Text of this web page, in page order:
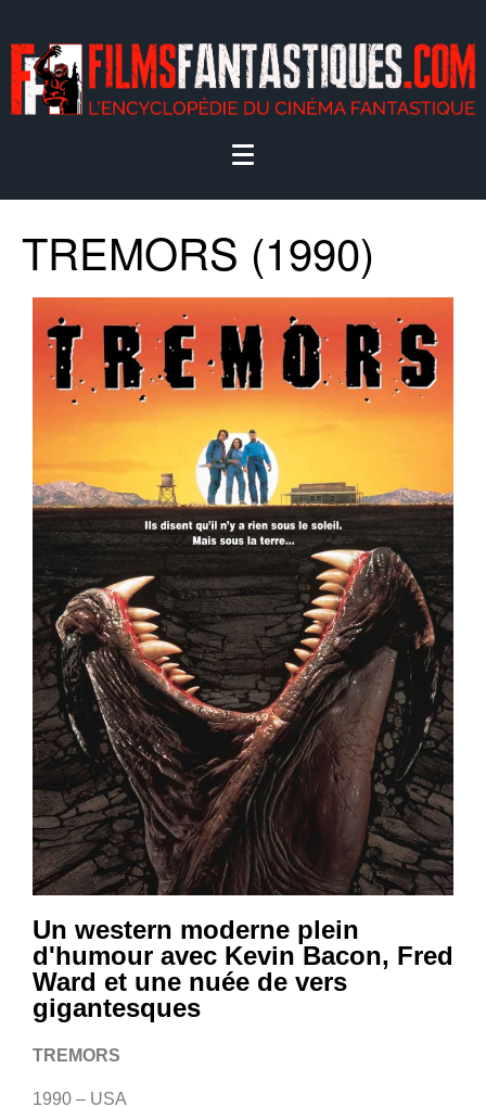
TREMORS (1990)
Un western moderne plein
d'humour avec Kevin Bacon, Fred
Ward et une nuée de vers
gigantesques
TREMORS
1990 – USA